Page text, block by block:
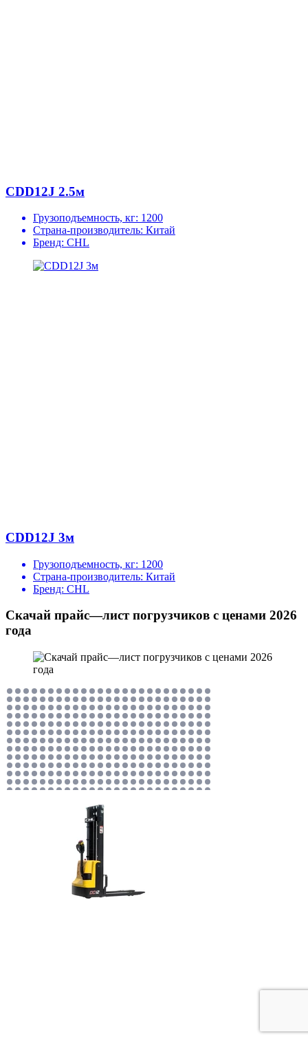
CDD12J 2.5м
Грузоподъемность, кг: 1200
Страна-производитель: Китай
Бренд: CHL
CDD12J 3м
Грузоподъемность, кг: 1200
Страна-производитель: Китай
Бренд: CHL
Скачай прайс—лист погрузчиков с ценами 2026
года